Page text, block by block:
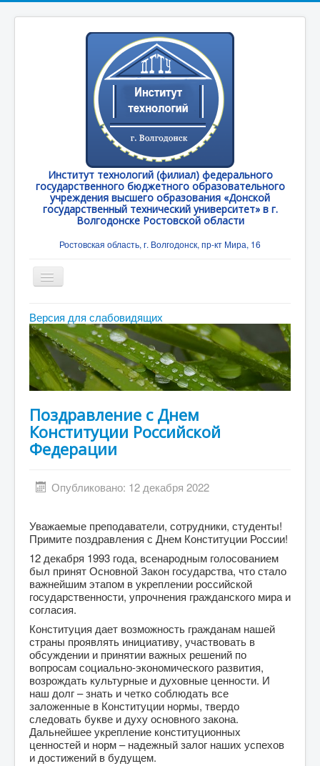
Институт технологий (филиал) федерального
государственного бюджетного образовательного
учреждения высшего образования «Донской
государственный технический университет» в г.
Волгодонске Ростовской области
Ростовская область, г. Волгодонск, пр-кт Мира, 16
Toggle
Navigation
Главная
Абитуриенту
Студенту
ДПО
Выпускнику
Сотруднику
Противодействие терроризму и экстремизму
Инклюзивное образование
About
Author Login
Версия для слабовидящих
Поздравление с Днем
Конституции Российской
Федерации
Опубликовано: 12 декабря 2022
Уважаемые преподаватели, сотрудники, студенты!
Примите поздравления с Днем Конституции России!
12 декабря 1993 года, всенародным голосованием
был принят Основной Закон государства, что стало
важнейшим этапом в укреплении российской
государственности, упрочнения гражданского мира и
согласия.
Конституция дает возможность гражданам нашей
страны проявлять инициативу, участвовать в
обсуждении и принятии важных решений по
вопросам социально-экономического развития,
возрождать культурные и духовные ценности. И
наш долг – знать и четко соблюдать все
заложенные в Конституции нормы, твердо
следовать букве и духу основного закона.
Дальнейшее укрепление конституционных
ценностей и норм – надежный залог наших успехов
и достижений в будущем.